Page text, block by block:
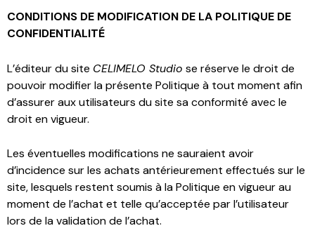
CONDITIONS DE MODIFICATION DE LA POLITIQUE DE
CONFIDENTIALITÉ
L’éditeur du site CELIMELO Studio se réserve le droit de
pouvoir modifier la présente Politique à tout moment afin
d’assurer aux utilisateurs du site sa conformité avec le
droit en vigueur.
Les éventuelles modifications ne sauraient avoir
d’incidence sur les achats antérieurement effectués sur le
site, lesquels restent soumis à la Politique en vigueur au
moment de l’achat et telle qu’acceptée par l’utilisateur
lors de la validation de l’achat.